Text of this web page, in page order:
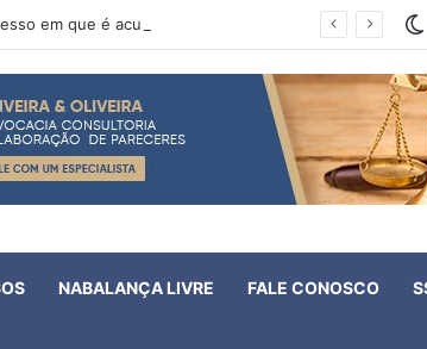
NABALANÇA LIVRE FALE CONOSCO